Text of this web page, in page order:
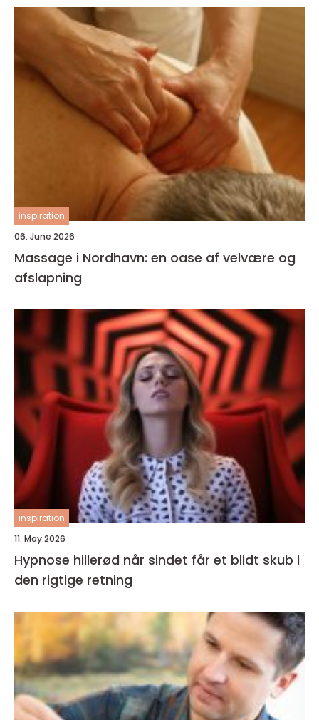
inspiration
06. June 2026
Massage i Nordhavn: en oase af velvære og
afslapning
inspiration
11. May 2026
Hypnose hillerød når sindet får et blidt skub i
den rigtige retning